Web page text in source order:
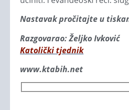
Nastavak pročitajte u
Razgovarao: Željko Ivković
Katolički tjednik
www.ktabih.net